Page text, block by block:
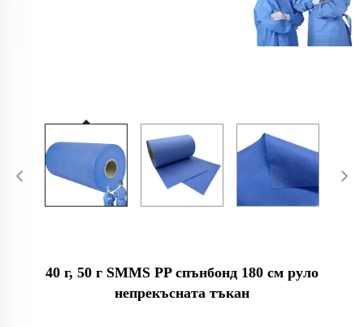
40 г, 50 г SMMS PP спънбонд 180 см руло
непрекъсната тъкан